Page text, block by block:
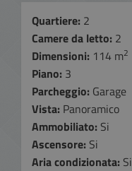
Quartiere: 2
Camere da letto: 2
Dimensioni: 114 m2
Piano: 3
Parcheggio: Garage
Vista: Panoramico
Ammobiliato: Si
Ascensore: Si
Aria condizionata: Si